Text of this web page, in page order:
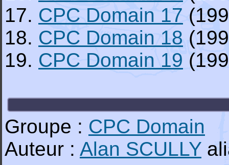
17. CPC Domain 17
18. CPC Domain 18
19. CPC Domain 19
Groupe : CPC Domain
Auteur : Alan SCULLY